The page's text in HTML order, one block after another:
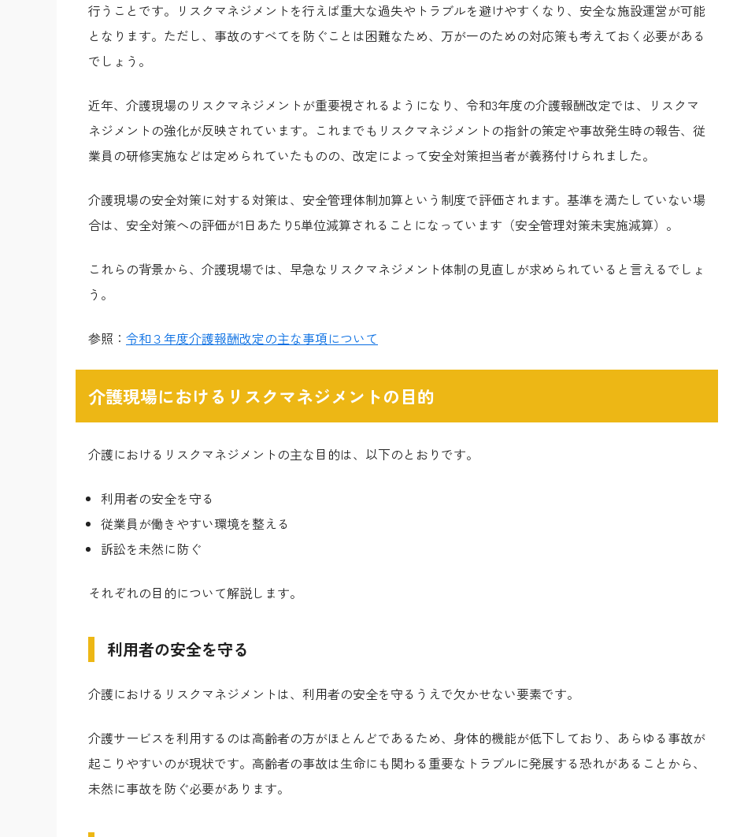
行うことです。リスクマネジメントを行えば重大な過失やトラブルを避けやすくなり、安全な施設運営が可能
となります。ただし、事故のすべてを防ぐことは困難なため、万が一のための対応策も考えておく必要がある
でしょう。
近年、介護現場のリスクマネジメントが重要視されるようになり、令和3年度の介護報酬改定では、リスクマ
ネジメントの強化が反映されています。これまでもリスクマネジメントの指針の策定や事故発生時の報告、従
業員の研修実施などは定められていたものの、改定によって安全対策担当者が義務付けられました。
介護現場の安全対策に対する対策は、安全管理体制加算という制度で評価されます。基準を満たしていない場
合は、安全対策への評価が1日あたり5単位減算されることになっています（安全管理対策未実施減算）。
これらの背景から、介護現場では、早急なリスクマネジメント体制の見直しが求められていると言えるでしょ
う。
参照： 令和３年度介護報酬改定の主な事項について
介護現場におけるリスクマネジメントの目的
介護におけるリスクマネジメントの主な目的は、以下のとおりです。
利用者の安全を守る
従業員が働きやすい環境を整える
訴訟を未然に防ぐ
それぞれの目的について解説します。
利用者の安全を守る
介護におけるリスクマネジメントは、利用者の安全を守るうえで欠かせない要素です。
介護サービスを利用するのは高齢者の方がほとんどであるため、身体的機能が低下しており、あらゆる事故が
起こりやすいのが現状です。高齢者の事故は生命にも関わる重要なトラブルに発展する恐れがあることから、
未然に事故を防ぐ必要があります。